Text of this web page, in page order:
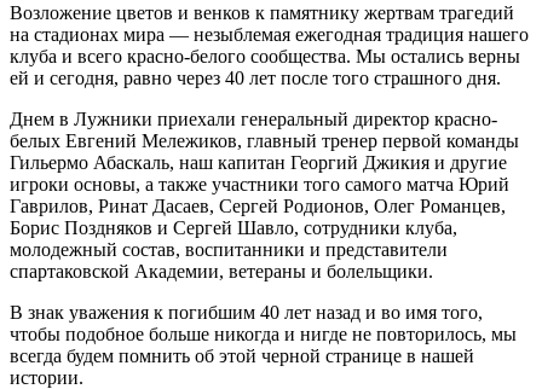
Возложение цветов и венков к памятнику жертвам трагедий
на стадионах мира — незыблемая ежегодная традиция нашего
клуба и всего красно-белого сообщества. Мы остались верны
ей и сегодня, равно через 40 лет после того страшного дня.
Днем в Лужники приехали генеральный директор красно-
белых Евгений Мележиков, главный тренер первой команды
Гильермо Абаскаль, наш капитан Георгий Джикия и другие
игроки основы, а также участники того самого матча Юрий
Гаврилов, Ринат Дасаев, Сергей Родионов, Олег Романцев,
Борис Поздняков и Сергей Шавло, сотрудники клуба,
молодежный состав, воспитанники и представители
спартаковской Академии, ветераны и болельщики.
В знак уважения к погибшим 40 лет назад и во имя того,
чтобы подобное больше никогда и нигде не повторилось, мы
всегда будем помнить об этой черной странице в нашей
истории.